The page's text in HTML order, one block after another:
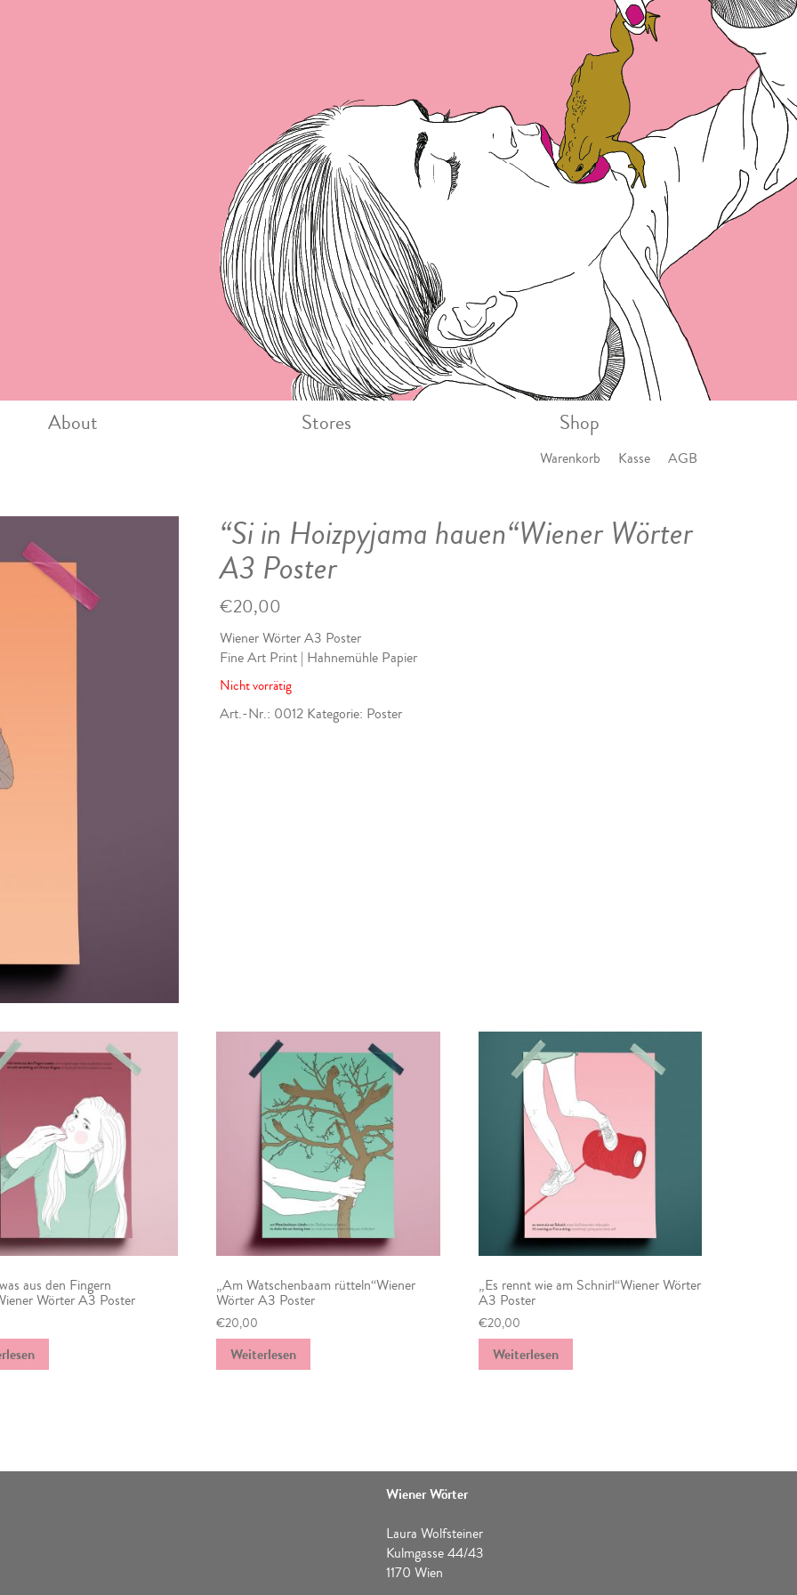
About Stores Shop
Warenkorb Kasse AGB
“Si in Hoizpyjama hauen“Wiener Wörter
A3 Poster
€20,00
Wiener Wörter A3 Poster
Fine Art Print | Hahnemühle Papier
Nicht vorrätig
Art.-Nr.: 0012 Kategorie: Poster
aus den Fingern
Wörter A3 Poster
„Am Watschenbaam rütteln“Wiener
Wörter A3 Poster
€20,00
Weiterlesen
„Es rennt wie am Schnirl“Wiener Wörter
A3 Poster
€20,00
Weiterlesen
Wiener Wörter
Laura Wolfsteiner
Kulmgasse 44/43
1170 Wien